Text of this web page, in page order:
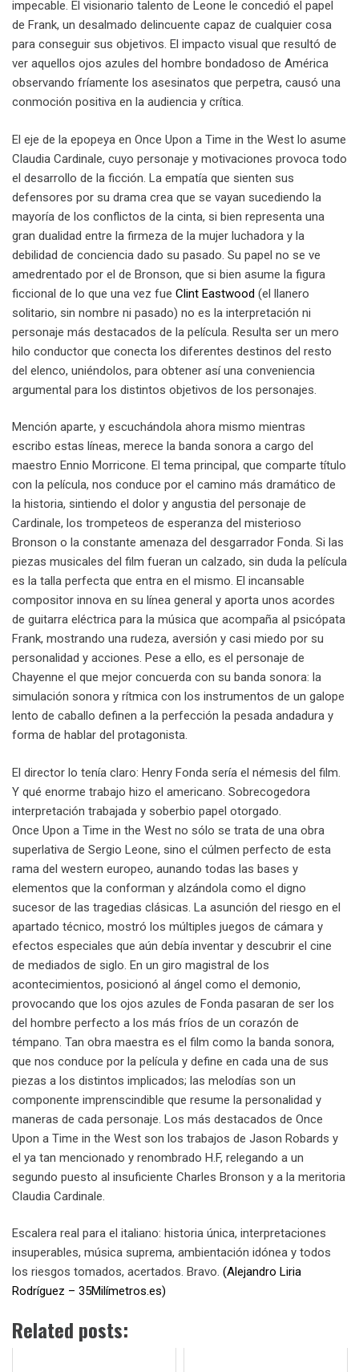
impecable. El visionario talento de Leone le concedió el papel
de Frank, un desalmado delincuente capaz de cualquier cosa
para conseguir sus objetivos. El impacto visual que resultó de
ver aquellos ojos azules del hombre bondadoso de América
observando fríamente los asesinatos que perpetra, causó una
conmoción positiva en la audiencia y crítica.
El eje de la epopeya en Once Upon a Time in the West lo asume
Claudia Cardinale, cuyo personaje y motivaciones provoca todo
el desarrollo de la ficción. La empatía que sienten sus
defensores por su drama crea que se vayan sucediendo la
mayoría de los conflictos de la cinta, si bien representa una
gran dualidad entre la firmeza de la mujer luchadora y la
debilidad de conciencia dado su pasado. Su papel no se ve
amedrentado por el de Bronson, que si bien asume la figura
ficcional de lo que una vez fue Clint Eastwood (el llanero
solitario, sin nombre ni pasado) no es la interpretación ni
personaje más destacados de la película. Resulta ser un mero
hilo conductor que conecta los diferentes destinos del resto
del elenco, uniéndolos, para obtener así una conveniencia
argumental para los distintos objetivos de los personajes.
Mención aparte, y escuchándola ahora mismo mientras
escribo estas líneas, merece la banda sonora a cargo del
maestro Ennio Morricone. El tema principal, que comparte título
con la película, nos conduce por el camino más dramático de
la historia, sintiendo el dolor y angustia del personaje de
Cardinale, los trompeteos de esperanza del misterioso
Bronson o la constante amenaza del desgarrador Fonda. Si las
piezas musicales del film fueran un calzado, sin duda la película
es la talla perfecta que entra en el mismo. El incansable
compositor innova en su línea general y aporta unos acordes
de guitarra eléctrica para la música que acompaña al psicópata
Frank, mostrando una rudeza, aversión y casi miedo por su
personalidad y acciones. Pese a ello, es el personaje de
Chayenne el que mejor concuerda con su banda sonora: la
simulación sonora y rítmica con los instrumentos de un galope
lento de caballo definen a la perfección la pesada andadura y
forma de hablar del protagonista.
El director lo tenía claro: Henry Fonda sería el némesis del film.
Y qué enorme trabajo hizo el americano. Sobrecogedora
interpretación trabajada y soberbio papel otorgado.
Once Upon a Time in the West no sólo se trata de una obra
superlativa de Sergio Leone, sino el cúlmen perfecto de esta
rama del western europeo, aunando todas las bases y
elementos que la conforman y alzándola como el digno
sucesor de las tragedias clásicas. La asunción del riesgo en el
apartado técnico, mostró los múltiples juegos de cámara y
efectos especiales que aún debía inventar y descubrir el cine
de mediados de siglo. En un giro magistral de los
acontecimientos, posicionó al ángel como el demonio,
provocando que los ojos azules de Fonda pasaran de ser los
del hombre perfecto a los más fríos de un corazón de
témpano. Tan obra maestra es el film como la banda sonora,
que nos conduce por la película y define en cada una de sus
piezas a los distintos implicados; las melodías son un
componente imprenscindible que resume la personalidad y
maneras de cada personaje. Los más destacados de Once
Upon a Time in the West son los trabajos de Jason Robards y
el ya tan mencionado y renombrado H.F, relegando a un
segundo puesto al insuficiente Charles Bronson y a la meritoria
Claudia Cardinale.
Escalera real para el italiano: historia única, interpretaciones
insuperables, música suprema, ambientación idónea y todos
los riesgos tomados, acertados. Bravo. (Alejandro Liria
Rodríguez – 35Milímetros.es)
Related posts: